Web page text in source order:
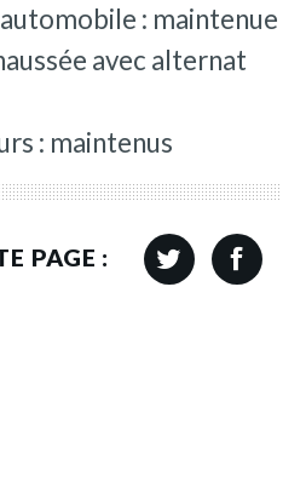
: maintenue
avec alternat
: maintenus
PAGE :